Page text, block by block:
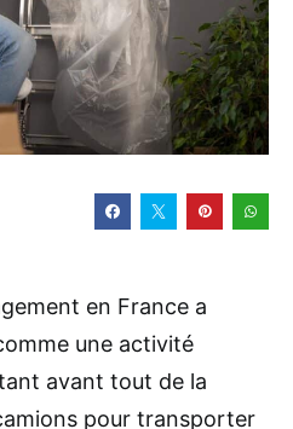
en France a
une activité
avant tout de la
pour transporter